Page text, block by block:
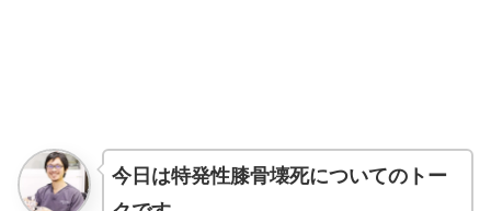
今日は特発性膝骨壊死についてのトー